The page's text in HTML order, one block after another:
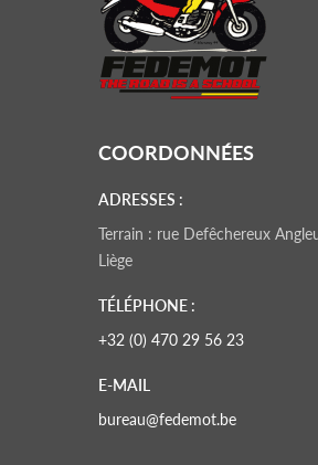
COORDONNÉES
ADRESSES :
Terrain : rue Defêchereux
Liège
TÉLÉPHONE :
+32 (0) 470 29 56 23
E-MAIL
bureau@fedemot.be